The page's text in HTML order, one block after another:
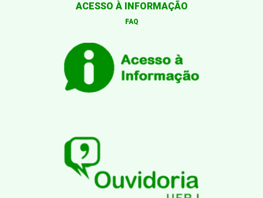
ACESSO À INFORMAÇÃO
FAQ
Desenvolvido por: